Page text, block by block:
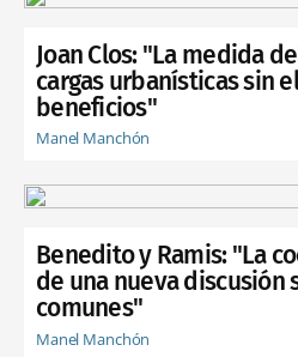
Joan Clos: "La medida
cargas urbanísticas sin
beneficios"
Manel Manchón
Benedito y Ramis: "La
de una nueva discusión
comunes"
Manel Manchón